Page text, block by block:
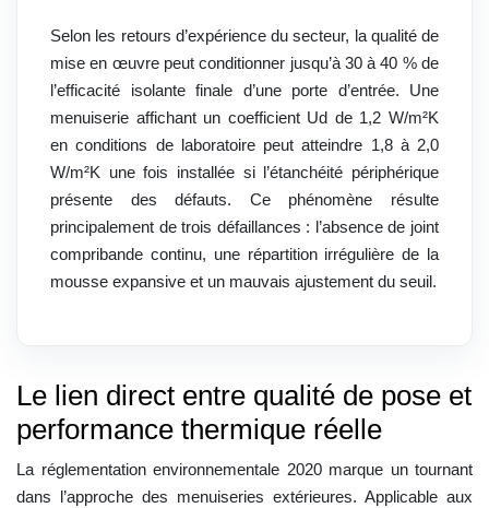
Selon les retours d’expérience du secteur, la qualité de
mise en œuvre peut conditionner jusqu’à 30 à 40 % de
l’efficacité isolante finale d’une porte d’entrée. Une
menuiserie affichant un coefficient Ud de 1,2 W/m²K
en conditions de laboratoire peut atteindre 1,8 à 2,0
W/m²K une fois installée si l’étanchéité périphérique
présente des défauts. Ce phénomène résulte
principalement de trois défaillances : l’absence de joint
compribande continu, une répartition irrégulière de la
mousse expansive et un mauvais ajustement du seuil.
Le lien direct entre qualité de pose et
performance thermique réelle
La réglementation environnementale 2020 marque un tournant
dans l’approche des menuiseries extérieures. Applicable aux